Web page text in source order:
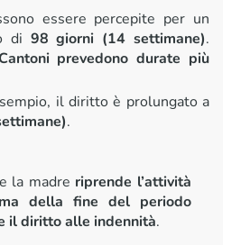
essere percepite per un
di 98 giorni (14 settimane).
prevedono durate più
il diritto è prolungato a
.
la madre riprende l’attività
della fine del periodo
il diritto alle indennità.